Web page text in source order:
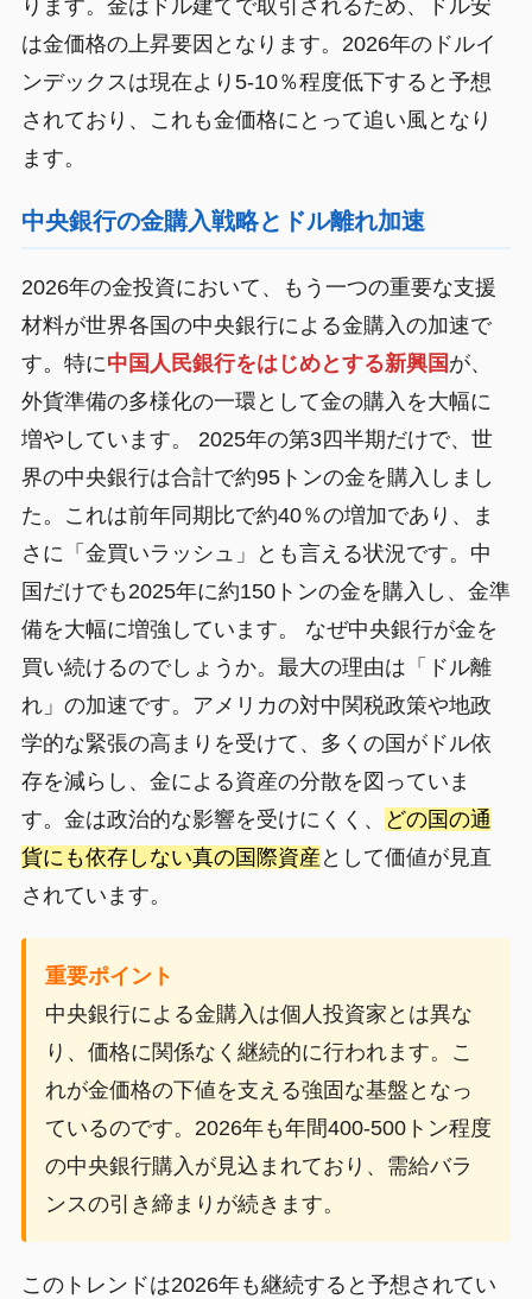
ります。金はドル建てで取引されるため、ドル安
は金価格の上昇要因となります。2026年のドルイ
ンデックスは現在より5-10％程度低下すると予想
されており、これも金価格にとって追い風となり
ます。
中央銀行の金購入戦略とドル離れ加速
2026年の金投資において、もう一つの重要な支援
材料が世界各国の中央銀行による金購入の加速で
す。特に中国人民銀行をはじめとする新興国 が、
外貨準備の多様化の一環として金の購入を大幅に
増やしています。 2025年の第3四半期だけで、世
界の中央銀行は合計で約95トンの金を購入しまし
た。これは前年同期比で約40％の増加であり、ま
さに「金買いラッシュ」とも言える状況です。中
国だけでも2025年に約150トンの金を購入し、金準
備を大幅に増強しています。 なぜ中央銀行が金を
買い続けるのでしょうか。最大の理由は「ドル離
れ」の加速です。アメリカの対中関税政策や地政
学的な緊張の高まりを受けて、多くの国がドル依
存を減らし、金による資産の分散を図っていま
す。金は政治的な影響を受けにくく、
どの国の通
貨にも依存しない真の国際資産 として価値が見直
されています。
重要ポイント
中央銀行による金購入は個人投資家とは異な
り、価格に関係なく継続的に行われます。こ
れが金価格の下値を支える強固な基盤となっ
ているのです。2026年も年間400-500トン程度
の中央銀行購入が見込まれており、需給バラ
ンスの引き締まりが続きます。
このトレンドは2026年も継続すると予想されてい